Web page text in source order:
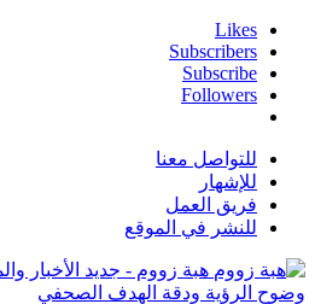
Likes
Subscribers
Subscribe
Followers
للتواصل معنا
للإشهار
فريق العمل
للنشر في الموقع
هبة زووم - جديد الأخبار
وضوح الرؤية ودقة الهدف الصحفي